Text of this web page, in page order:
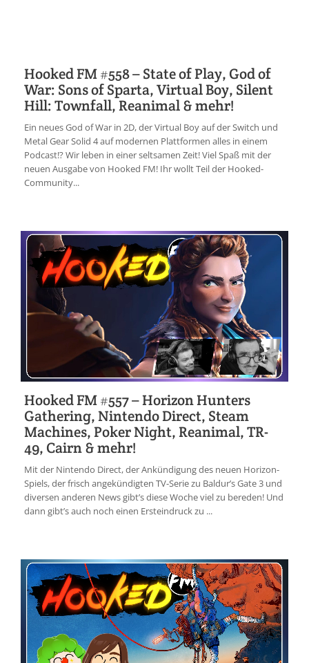
Hooked FM #558 – State of Play, God of
War: Sons of Sparta, Virtual Boy, Silent
Hill: Townfall, Reanimal & mehr!
Ein neues God of War in 2D, der Virtual Boy auf der Switch und
Metal Gear Solid 4 auf modernen Plattformen alles in einem
Podcast!? Wir leben in einer seltsamen Zeit! Viel Spaß mit der
neuen Ausgabe von Hooked FM! Ihr wollt Teil der Hooked-
Community...
Hooked FM #557 – Horizon Hunters
Gathering, Nintendo Direct, Steam
Machines, Poker Night, Reanimal, TR-
49, Cairn & mehr!
Mit der Nintendo Direct, der Ankündigung des neuen Horizon-
Spiels, der frisch angekündigten TV-Serie zu Baldur’s Gate 3 und
diversen anderen News gibt’s diese Woche viel zu bereden! Und
dann gibt’s auch noch einen Ersteindruck zu ...